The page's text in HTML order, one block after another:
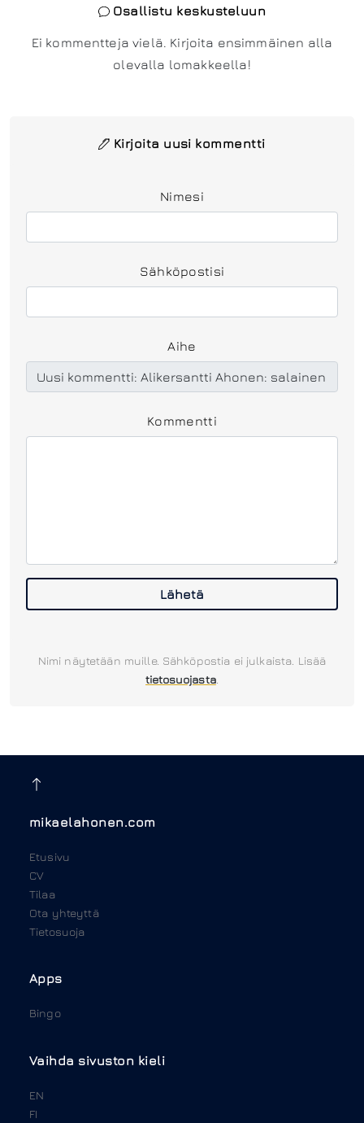
Osallistu keskusteluun
Ei kommentteja vielä. Kirjoita ensimmäinen alla
olevalla lomakkeella!
Kirjoita uusi kommentti
Nimesi
Sähköpostisi
Aihe
Kommentti
Lähetä
Nimi näytetään muille. Sähköpostia ei julkaista. Lisää
tietosuojasta.
mikaelahonen.com
Etusivu
CV
Tilaa
Ota yhteyttä
Tietosuoja
Apps
Bingo
Vaihda sivuston kieli
EN
FI